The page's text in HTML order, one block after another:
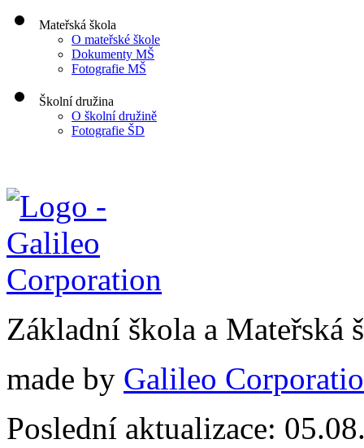
Mateřská škola
O mateřské škole
Dokumenty MŠ
Fotografie MŠ
Školní družina
O školní družině
Fotografie ŠD
Základní škola a
made by Galileo
Poslední aktualizace: